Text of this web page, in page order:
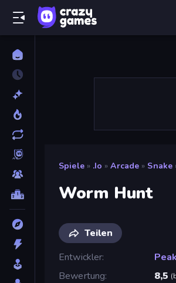
Spiele » .io » Arcade » Snake
Worm Hunt
Teilen
Entwickler
Bewertung
8,5 (